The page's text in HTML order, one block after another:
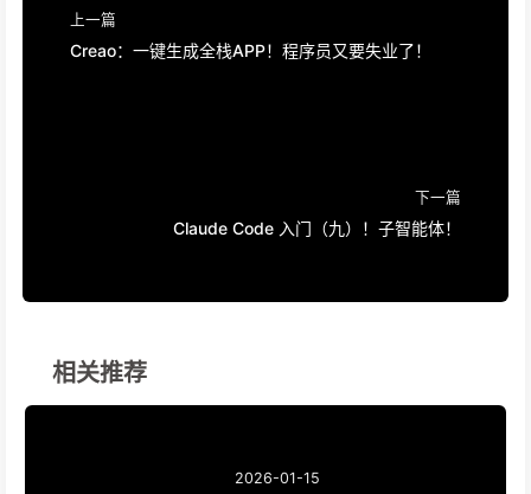
上一篇
Creao：一键生成全栈APP！程序员又要失业了！
下一篇
Claude Code 入门（九）！子智能体！
相关推荐
2026-01-15